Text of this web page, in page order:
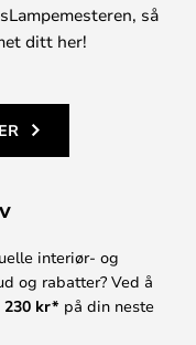
så
ditt her!
interiør- og
og rabatter? Ved å
230 kr* på din neste